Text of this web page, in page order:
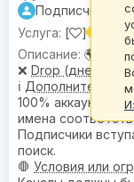
Подписчики
[
]
🌍
❌ Drop (дней)
ℹ️
100% аккаунтов
имена
Подписчики
поиск.
🛑 Условия или